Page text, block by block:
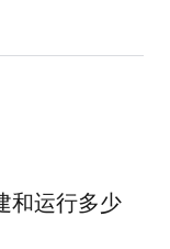
和运行多少